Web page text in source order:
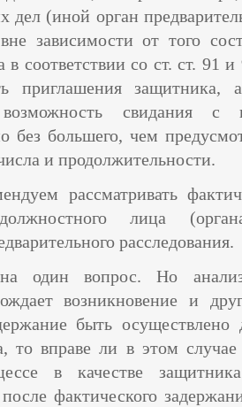
дел (иной орган
зависимости от того
в соответствии со ст. ст.
приглашения
возможность свидания
без большего, чем
и продолжительности.
рассматривать
лица
расследования.
один вопрос. Но анализ
возникновение и
быть осуществлено
то вправе ли в этом случае
в качестве
после фактического